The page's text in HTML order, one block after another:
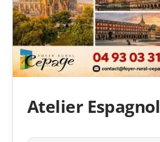
Atelier Espagnol